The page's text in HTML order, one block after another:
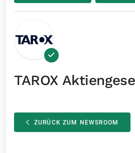
TAROX
ZURÜCK ZUM NEWSROOM